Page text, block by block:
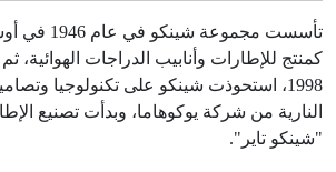
تأسست مجموعة
كمنتج للإطارات وأنابيب الدراجات
1998، استحوذت شينكو على تكنولوجيا
النارية من شركة يوكوهاما، وبدأت تصنيع
"شينكو تاير".